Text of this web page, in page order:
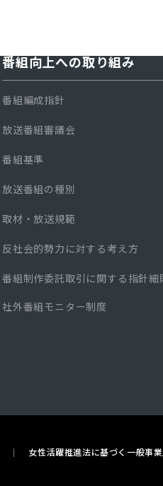
番組向上への取り組み
番組編成指針
放送番組審議会
番組基準
放送番組の種別
取材・放送規範
反社会的勢力に対する考え方
番組制作委託取引に関する指針細
社外番組モニター制度
女性活躍推進法に基づく 一般事